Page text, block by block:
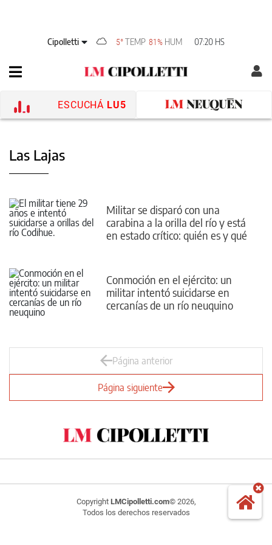
Cipolletti 5° TEMP 81% HUM 07:20 HS
ESCUCHÁ LU5
Las Lajas
Militar se disparó con una
carabina a la orilla del río y está
en estado crítico: quién es y qué
Conmoción en el ejército: un
militar intentó suicidarse en
cercanías de un río neuquino
Página anterior
Página siguiente
Copyright LMCipolletti.com© 2026,
Todos los derechos reservados